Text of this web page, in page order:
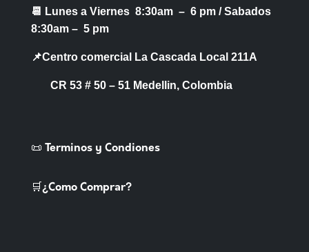
📆 Lunes a Viernes 8:30am – 6 pm /Sabados
8:30am – 5 pm
📌Centro comercial La Cascada Local 211A
CR 53 # 50 – 51 Medellin, Colombia
📜 Terminos y Condiones
🛒¿Como Comprar?